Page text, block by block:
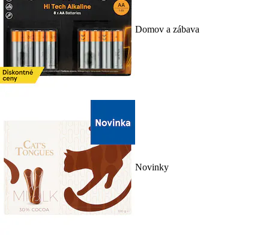
Domov a zábava
Novinky